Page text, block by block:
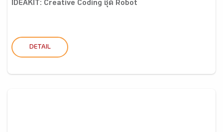
IDEAKIT: Creative Coding ชุด Robot
DETAIL